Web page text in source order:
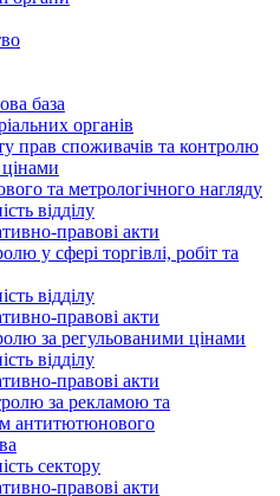
база
органів
прав споживачів та контролю
та метрологічного нагляду
відділу
правові акти
у сфері торгівлі, робіт та
відділу
правові акти
за регульованими цінами
відділу
правові акти
за рекламою та
антитютюнового
сектору
правові акти